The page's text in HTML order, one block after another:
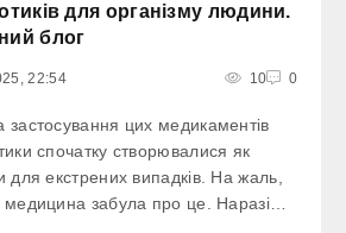
для організму людини.
блог
22:54 10 0
застосування цих медикаментів
спочатку створювалися як
для екстрених випадків. На жаль,
медицина забула про це. Наразі